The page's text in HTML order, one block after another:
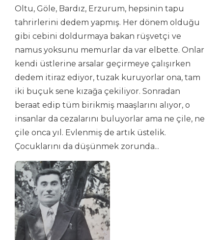
Oltu, Göle, Bardız, Erzurum, hepsinin tapu
tahrirlerini dedem yapmış. Her dönem olduğu
gibi cebini doldurmaya bakan rüşvetçi ve
namus yoksunu memurlar da var elbette. Onlar
kendi üstlerine arsalar geçirmeye çalışırken
dedem itiraz ediyor, tuzak kuruyorlar ona, tam
iki buçuk sene kızağa çekiliyor. Sonradan
beraat edip tüm birikmiş maaşlarını alıyor, o
insanlar da cezalarını buluyorlar ama ne çile, ne
çile onca yıl. Evlenmiş de artık üstelik.
Çocuklarını da düşünmek zorunda...